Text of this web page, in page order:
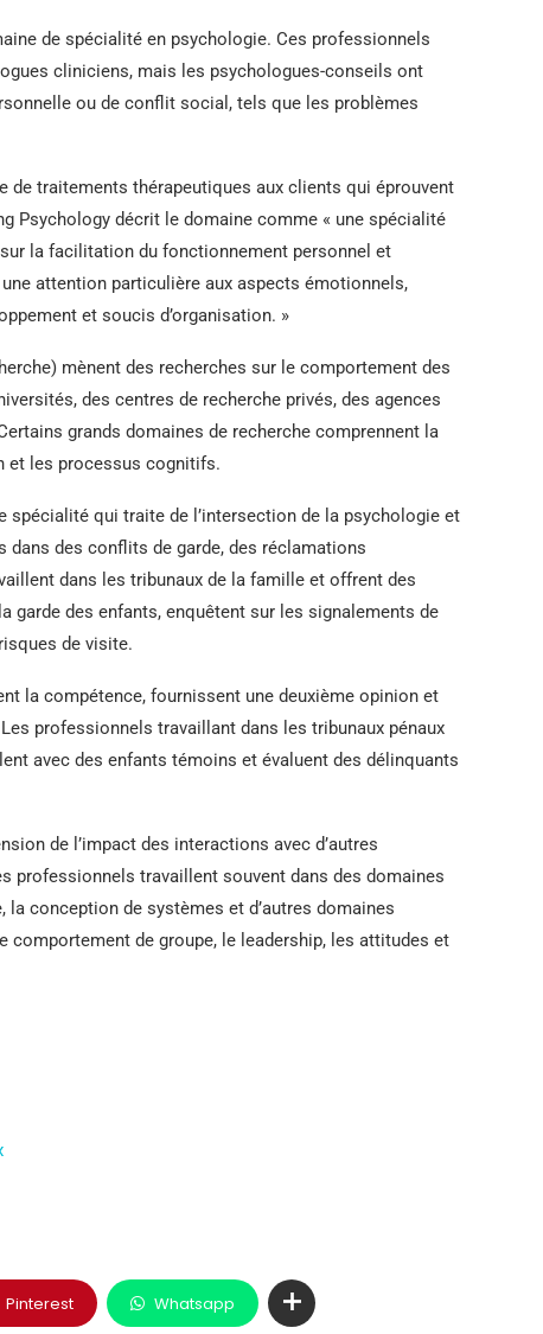
de spécialité en psychologie. Ces professionnels
cliniciens, mais les psychologues-conseils ont
ou de conflit social, tels que les problèmes
traitements thérapeutiques aux clients qui éprouvent
Psychology décrit le domaine comme « une spécialité
la facilitation du fonctionnement personnel et
attention particulière aux aspects émotionnels,
et soucis d’organisation. »
mènent des recherches sur le comportement des
des centres de recherche privés, des agences
grands domaines de recherche comprennent la
et les processus cognitifs.
qui traite de l’intersection de la psychologie et
des conflits de garde, des réclamations
dans les tribunaux de la famille et offrent des
garde des enfants, enquêtent sur les signalements de
de visite.
la compétence, fournissent une deuxième opinion et
professionnels travaillant dans les tribunaux pénaux
avec des enfants témoins et évaluent des délinquants
de l’impact des interactions avec d’autres
professionnels travaillent souvent dans des domaines
conception de systèmes et d’autres domaines
comportement de groupe, le leadership, les attitudes et
Pinterest Whatsapp